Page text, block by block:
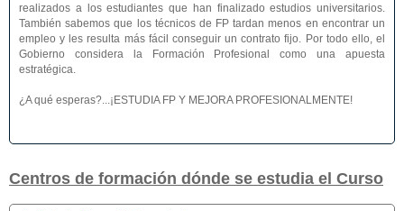
realizados a los estudiantes que han finalizado estudios universitarios.
También sabemos que los técnicos de FP tardan menos en encontrar un
empleo y les resulta más fácil conseguir un contrato fijo. Por todo ello, el
Gobierno considera la Formación Profesional como una apuesta
estratégica.
¿A qué esperas?...¡ESTUDIA FP Y MEJORA PROFESIONALMENTE!
Centros de formación dónde se estudia el Curso